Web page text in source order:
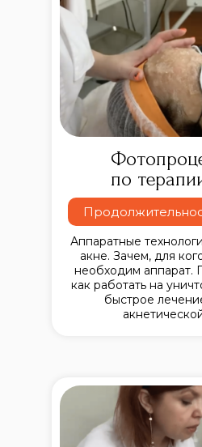
Аппаратные
акне. Зачем, для
необходим аппарат.
как работать на
быстрое
по